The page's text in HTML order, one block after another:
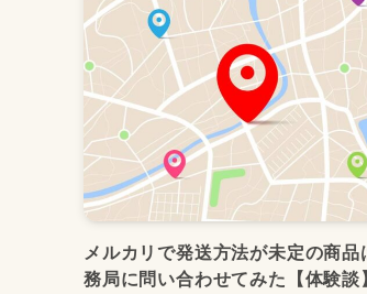
メルカリで発送方法が未定の商
務局に問い合わせてみた【体験談】